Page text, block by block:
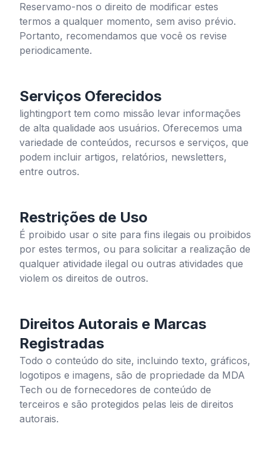
Reservamo-nos o direito de modificar estes
termos a qualquer momento, sem aviso prévio.
Portanto, recomendamos que você os revise
periodicamente.
Serviços Oferecidos
lightingport tem como missão levar informações
de alta qualidade aos usuários. Oferecemos uma
variedade de conteúdos, recursos e serviços, que
podem incluir artigos, relatórios, newsletters,
entre outros.
Restrições de Uso
É proibido usar o site para fins ilegais ou proibidos
por estes termos, ou para solicitar a realização de
qualquer atividade ilegal ou outras atividades que
violem os direitos de outros.
Direitos Autorais e Marcas
Registradas
Todo o conteúdo do site, incluindo texto, gráficos,
logotipos e imagens, são de propriedade da MDA
Tech ou de fornecedores de conteúdo de
terceiros e são protegidos pelas leis de direitos
autorais.